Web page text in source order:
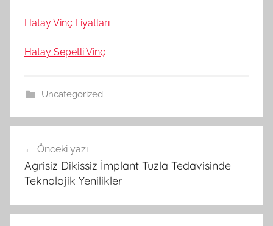
Hatay Vinç Fiyatları
Hatay Sepetli Vinç
Uncategorized
gezinmesi
Önceki yazı
Agrisiz Dikissiz İmplant Tuzla Tedavisinde
Teknolojik Yenilikler